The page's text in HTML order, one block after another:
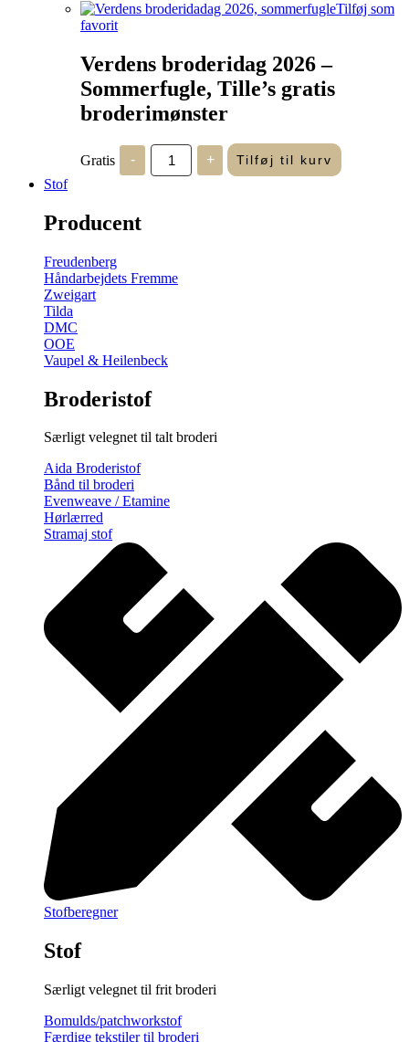
Tilføj som
favorit
Verdens broderidag 2026 –
Sommerfugle, Tille’s gratis
broderimønster
Gratis -
Verdens
broderidag
2026
+ Tilføj til kurv
Stof
Producent
Freudenberg
Håndarbejdets Fremme
Zweigart
Tilda
DMC
OOE
Vaupel & Heilenbeck
Broderistof
Særligt velegnet til talt broderi
Aida Broderistof
Bånd til broderi
Evenweave / Etamine
Hørlærred
Stramaj stof
Stofberegner
Stof
Særligt velegnet til frit broderi
Bomulds/patchworkstof
Færdige tekstiler til broderi